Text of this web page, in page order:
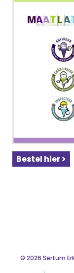
Bestel hier >
© 2026 Sertum